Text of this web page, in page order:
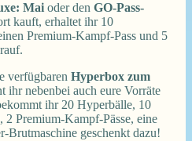
Mai oder den GO-Pass-
kauft, erhaltet ihr 10
Premium-Kampf-Pass und 5
verfügbaren Hyperbox zum
ihr nebenbei auch eure Vorräte
ihr 20 Hyperbälle, 10
Premium-Kampf-Pässe, eine
Brutmaschine geschenkt dazu!